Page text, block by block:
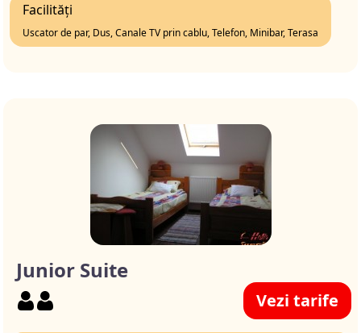
Facilități
Uscator de par, Dus, Canale TV prin cablu, Telefon, Minibar, Terasa
Junior Suite
Vezi tarife